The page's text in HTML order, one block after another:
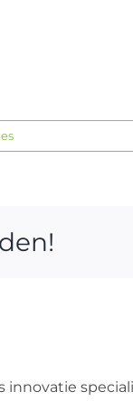
innovatie